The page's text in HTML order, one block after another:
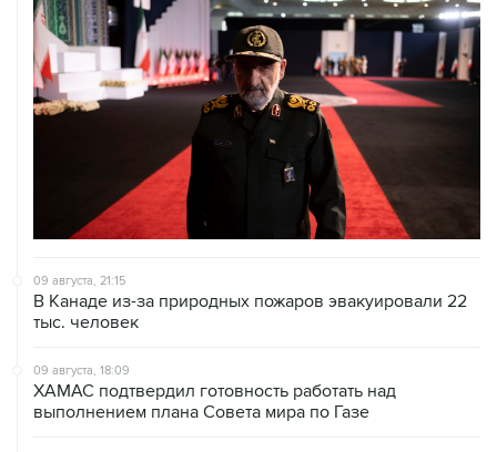
09 августа, 21:15
В Канаде из-за природных пожаров эвакуировали 22
тыс. человек
09 августа, 18:09
ХАМАС подтвердил готовность работать над
выполнением плана Совета мира по Газе